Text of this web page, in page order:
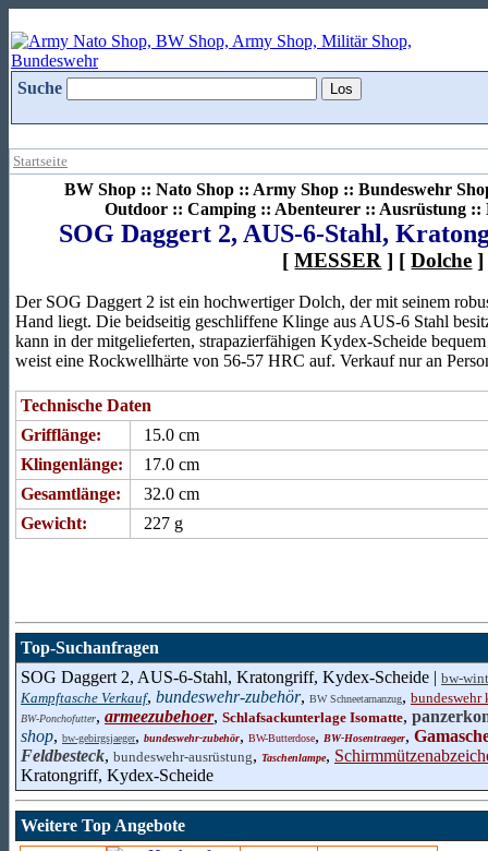
Suche
Startseite
BW Shop :: Nato Shop :: Army Shop :: Bundeswehr
Outdoor :: Camping :: Abenteurer :: Ausrüstung ::
SOG Daggert 2, AUS-6-Stahl,
[MESSER ] [Dolche ]
Der SOG Daggert 2 ist ein hochwertiger Dolch, der mit seinem
Hand liegt. Die beidseitig geschliffene Klinge aus AUS-6 Stahl
kann in der mitgelieferten, strapazierfähigen Kydex-Scheide
weist eine Rockwellhärte von 56-57 HRC auf. Verkauf nur an
Technische Daten
Grifflänge:
15.0 cm
Klingenlänge:
17.0 cm
Gesamtlänge:
32.0 cm
Gewicht:
227 g
Top-Suchanfragen
SOG Daggert 2, AUS-6-Stahl, Kratongriff, Kydex-Scheide | bw-
Kampftasche Verkauf, bundeswehr-zubehör, BW Schneetarnanzug, bundeswehr
BW-Ponchofutter, armeezubehoer, Schlafsackunterlage Isomatte,
shop, bw-gebirgsjaeger, bundeswehr-zubehör, BW-Butterdose, BW-Hosentraeger,
Feldbesteck, bundeswehr-ausrüstung, Taschenlampe,
Kratongriff, Kydex-Scheide
Weitere Top Angebote